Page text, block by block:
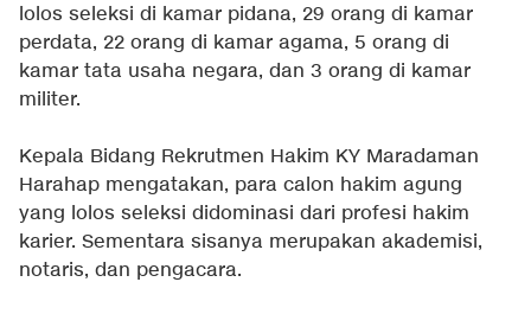
lolos seleksi di kamar pidana, 29 orang di kamar
perdata, 22 orang di kamar agama, 5 orang di
kamar tata usaha negara, dan 3 orang di kamar
militer.
Kepala Bidang Rekrutmen Hakim KY Maradaman
Harahap mengatakan, para calon hakim agung
yang lolos seleksi didominasi dari profesi hakim
karier. Sementara sisanya merupakan akademisi,
notaris, dan pengacara.